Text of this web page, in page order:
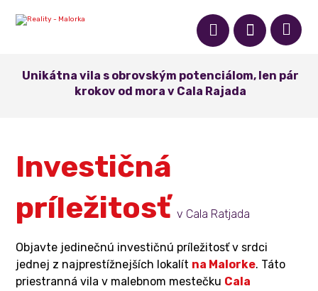
Unikátna vila s obrovským potenciálom, len pár
krokov od mora v Cala Rajada
Investičná
príležitosť v Cala Ratjada
Objavte jedinečnú investičnú príležitosť v srdci
jednej z najprestížnejších lokalít na Malorke. Táto
priestranná vila v malebnom mestečku Cala